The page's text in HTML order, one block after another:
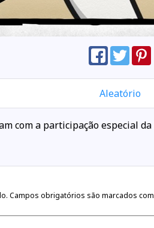
Aleatório
com a participação especial da
Campos obrigatórios são marcados com